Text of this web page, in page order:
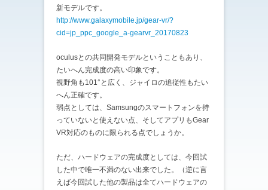
新モデルです。
http://www.galaxymobile.jp/gear-vr/?
cid=jp_ppc_google_a-gearvr_20170823
oculusとの共同開発モデルということもあり、
たいへん完成度の高い印象です。
視野角も101°と広く、ジャイロの追従性もたい
へん正確です。
弱点としては、Samsungのスマートフォンを持
っていないと使えない点、そしてアプリもGear
VR対応のものに限られる点でしょうか。
ただ、ハードウェアの完成度としては、今回試
した中で唯一不満のない出来でした。（逆に言
えば今回試した他の製品は全てハードウェアの